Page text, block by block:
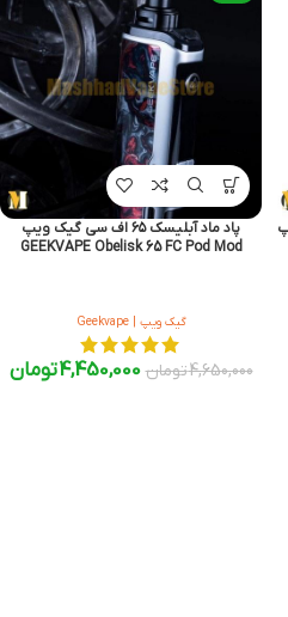
پاد ماد آبلیسک ۶۵ اف سی گیک ویپ
GEEKVAPE Obelisk 65 FC Pod Mod
گیک ویپ | Geekvape
4,650,000تومان 4,450,000تومان